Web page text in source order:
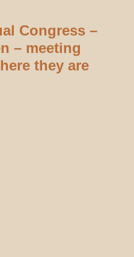
Congress –
– meeting
they are